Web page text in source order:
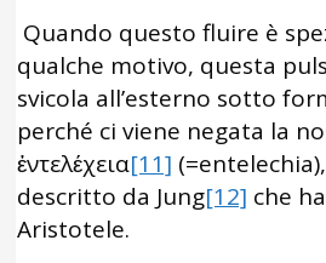
Quando questo fluire è
qualche motivo, questa
svicola all’esterno sotto
perché ci viene negata la
ἐντελέχεια[11]
descritto da Jung[12] che
Aristotele.